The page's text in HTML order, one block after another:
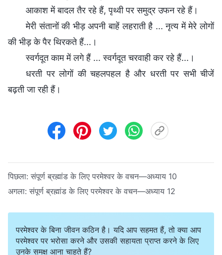
आकाश में बादल तैर रहे हैं, पृथ्वी पर समुद्र उफन रहे हैं।
मेरी संतानों की भीड़ अपनी बाहें लहराती है ... नृत्य में मेरे लोगों
की भीड़ के पैर थिरकते हैं...।
स्वर्गदूत काम में लगे हैं ... स्वर्गदूत चरवाही कर रहे हैं...।
धरती पर लोगों की चहलपहल है और धरती पर सभी चीजें
बढ़ती जा रही हैं।
पिछला: संपूर्ण ब्रह्मांड के लिए परमेश्वर के वचन—अध्याय 10
अगला: संपूर्ण ब्रह्मांड के लिए परमेश्वर के वचन—अध्याय 12
परमेश्वर के बिना जीवन कठिन है। यदि आप सहमत हैं, तो क्या आप
परमेश्वर पर भरोसा करने और उसकी सहायता प्राप्त करने के लिए
उनके समक्ष आना चाहते हैं?